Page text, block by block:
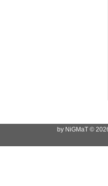
by NiGMaT ©